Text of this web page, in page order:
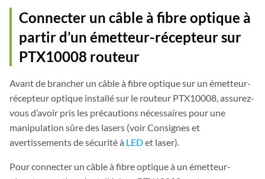
Connecter un câble à fibre optique à
partir d’un émetteur-récepteur sur
PTX10008 routeur
Avant de brancher un câble à fibre optique sur un émetteur-
récepteur optique installé sur le routeur PTX10008, assurez-
vous d’avoir pris les précautions nécessaires pour une
manipulation sûre des lasers (voir Consignes et
avertissements de sécurité à LEDet laser).
Pour connecter un câble à fibre optique à un émetteur-